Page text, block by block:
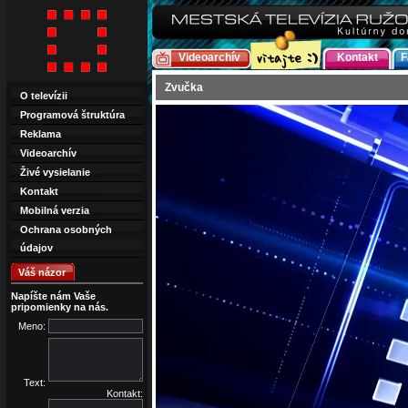
Videoarchív Kontakt
Zvučka
O televízii
Programová štruktúra
Reklama
Videoarchív
Živé vysielanie
Kontakt
Mobilná verzia
Ochrana osobných
údajov
Váš názor
Napíšte nám Vaše
pripomienky na nás.
Meno:
Text:
Kontakt: